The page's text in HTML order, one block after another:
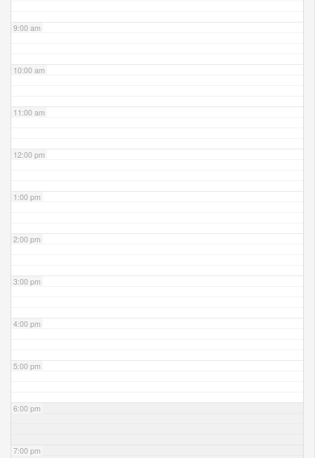
9:00 am
10:00 am
11:00 am
12:00 pm
1:00 pm
2:00 pm
3:00 pm
4:00 pm
5:00 pm
6:00 pm
7:00 pm